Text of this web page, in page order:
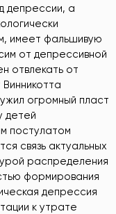
депрессии, а
имеет фальшивую
от депрессивной
отвлекать от
огромный пласт
детей
постулатом
связь актуальных
распределения
формирования
депрессия
к утрате